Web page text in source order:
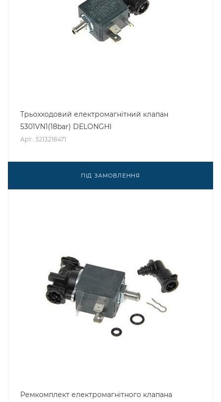
Трьохходовий електромагнітний клапан
5301VN1(18bar) DELONGHI
Арт.: 5213218471
ПІД ЗАМОВЛЕННЯ
Ремкомплект електромагнітного клапана